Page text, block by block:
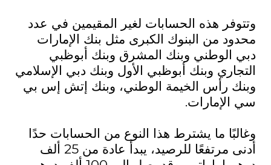
وتتوفر هذه الحسابات لغير المقيمين في عدد
محدود من البنوك الكبرى مثل بنك الإمارات
دبي الوطني وبنك المشرق وبنك أبوظبي
التجاري وبنك أبوظبي الأول وبنك دبي الإسلامي
وبنك رأس الخيمة الوطني، وبنك إتش إس بي
سي الإمارات.
وغالبًا ما يشترط هذا النوع من الحسابات حدًا
أدنى مرتفعًا للرصيد، يبدأ عادة من 25 ألف